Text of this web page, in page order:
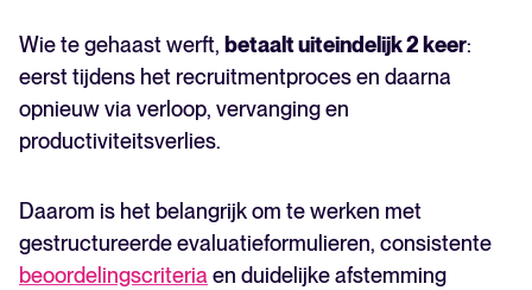
Wie te gehaast werft, betaalt uiteindelijk 2 keer:
eerst tijdens het recruitmentproces en daarna
opnieuw via verloop, vervanging en
productiviteitsverlies.
Daarom is het belangrijk om te werken met
gestructureerde evaluatieformulieren, consistente
beoordelingscriteria en duidelijke afstemming